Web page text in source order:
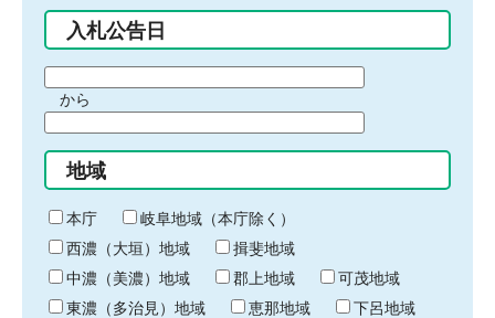
入札公告日
間
始
り
から
間
終
わ
り
地域
本庁
岐阜地域（本庁除く）
西濃（大垣）地域
揖斐地域
中濃（美濃）地域
郡上地域
可茂地域
東濃（多治見）地域
恵那地域
下呂地域